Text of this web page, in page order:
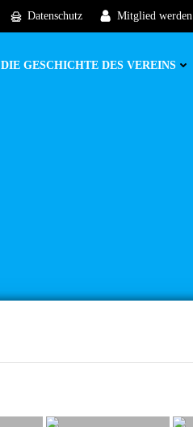
Datenschutz Mitglied werden
DIE GESCHICHTE DES VEREINS